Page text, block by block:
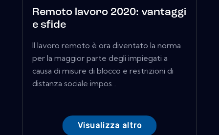
Remoto lavoro 2020: vantaggi
e sfide
Il lavoro remoto è ora diventato la norma
per la maggior parte degli impiegati a
causa di misure di blocco e restrizioni di
distanza sociale impos...
Visualizza altro